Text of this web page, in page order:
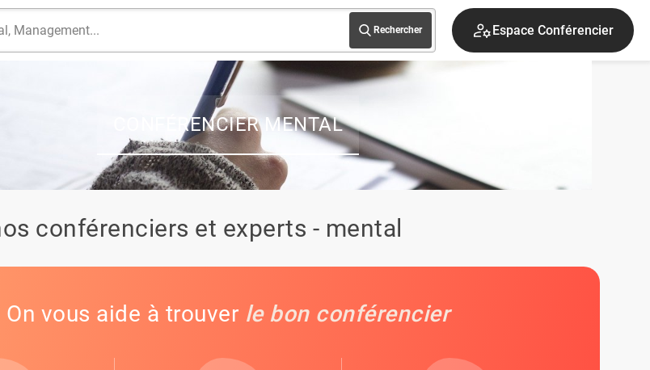
Rechercher S'inscrire
CONFÉRENCIER MENTAL
conférenciers et experts - mental
On vous aide à trouver le bon conférencier